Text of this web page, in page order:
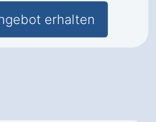
erhalten